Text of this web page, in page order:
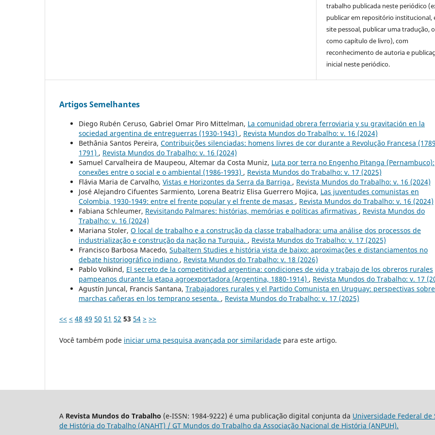
trabalho publicada neste periódico
publicar em repositório institucional,
site pessoal, publicar uma tradução,
como capítulo de livro), com
reconhecimento de autoria e
inicial neste periódico.
Artigos Semelhantes
Diego Rubén Ceruso, Gabriel Omar Piro Mittelman, La comunidad obrera ferroviaria y su gravitación en la
sociedad argentina de entreguerras (1930-1943) , Revista Mundos do Trabalho: v. 16 (2024)
Bethânia Santos Pereira, Contribuições silenciadas: homens livres de cor durante a Revolução Francesa
1791) , Revista Mundos do Trabalho: v. 16 (2024)
Samuel Carvalheira de Maupeou, Altemar da Costa Muniz, Luta por terra no Engenho Pitanga (Pernambuco):
conexões entre o social e o ambiental (1986-1993) , Revista Mundos do Trabalho: v. 17 (2025)
Flávia Maria de Carvalho, Vistas e Horizontes da Serra da Barriga , Revista Mundos do Trabalho: v. 16 (2024)
José Alejandro Cifuentes Sarmiento, Lorena Beatriz Elisa Guerrero Mojica, Las juventudes comunistas en
Colombia, 1930-1949: entre el frente popular y el frente de masas , Revista Mundos do Trabalho: v. 16 (2024)
Fabiana Schleumer, Revisitando Palmares: histórias, memórias e políticas afirmativas , Revista Mundos do
Trabalho: v. 16 (2024)
Mariana Stoler, O local de trabalho e a construção da classe trabalhadora: uma análise dos processos de
industrialização e construção da nação na Turquia. , Revista Mundos do Trabalho: v. 17 (2025)
Francisco Barbosa Macedo, Subaltern Studies e história vista de baixo: aproximações e distanciamentos no
debate historiográfico indiano , Revista Mundos do Trabalho: v. 18 (2026)
Pablo Volkind, El secreto de la competitividad argentina: condiciones de vida y trabajo de los obreros rurales
pampeanos durante la etapa agroexportadora (Argentina, 1880-1914) , Revista Mundos do Trabalho: v. 17
Agustín Juncal, Francis Santana, Trabajadores rurales y el Partido Comunista en Uruguay: perspectivas
marchas cañeras en los temprano sesenta. , Revista Mundos do Trabalho: v. 17 (2025)
<< < 48 49 50 51 52 53 54 > >>
Você também pode iniciar uma pesquisa avançada por similaridade para este artigo.
A Revista Mundos do Trabalho (e-ISSN: 1984-9222) é uma publicação digital conjunta da Universidade Federal de
de História do Trabalho (ANAHT) / GT Mundos do Trabalho da Associação Nacional de História (ANPUH).